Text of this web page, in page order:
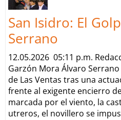
San Isidro: El
Serrano
12.05.2026 05:11 p.m.
Garzón Mora Álvaro
de Las Ventas tras una
frente al exigente encierro
marcada por el viento, la
utreros, el novillero se